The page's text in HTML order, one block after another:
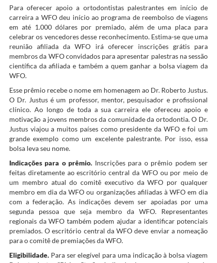
Para oferecer apoio a ortodontistas palestrantes em início de
carreira a WFO deu início ao programa de reembolso de viagens
em até 1.000 dólares por premiado, além de uma placa para
celebrar os vencedores desse reconhecimento. Estima-se que uma
reunião afiliada da WFO irá oferecer inscrições grátis para
membros da WFO convidados para apresentar palestras na sessão
científica da afiliada e também a quem ganhar a bolsa viagem da
WFO.
Esse prêmio recebe o nome em homenagem ao Dr. Roberto Justus.
O Dr. Justus é um professor, mentor, pesquisador e profissional
clínico. Ao longo de toda a sua carreira ele ofereceu apoio e
motivação a jovens membros da comunidade da ortodontia. O Dr.
Justus viajou a muitos países como presidente da WFO e foi um
grande exemplo como um excelente palestrante. Por isso, essa
bolsa leva seu nome.
Indicações para o prêmio. Inscrições para o prêmio podem ser
feitas diretamente ao escritório central da WFO ou por meio de
um membro atual do comitê executivo da WFO por qualquer
membro em dia da WFO ou organizações afiliadas à WFO em dia
com a federação. As indicações devem ser apoiadas por uma
segunda pessoa que seja membro da WFO. Representantes
regionais da WFO também podem ajudar a identificar potenciais
premiados. O escritório central da WFO deve enviar a nomeação
para o comitê de premiações da WFO.
Eligibilidade. Para ser elegível para uma indicação à bolsa viagem